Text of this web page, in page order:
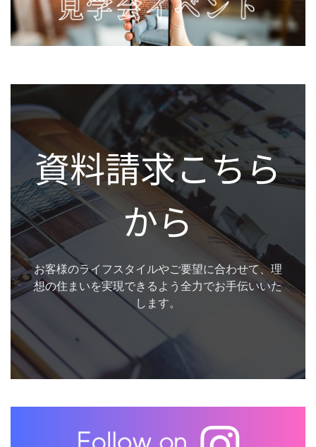
資料請求こちら
から
お客様のライフスタイルやご要望に合わせて、理
想の住まいを実現できるよう全力でお手伝いいた
します。